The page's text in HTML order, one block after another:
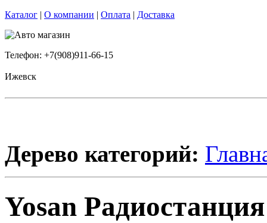
Каталог | О компании | Оплата | Доставка
Телефон: +7(908)911-66-15
Ижевск
Дерево категорий:
Yosan